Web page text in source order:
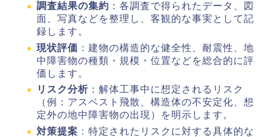
調査結果の集約 ：各調査で得られたデータ、図
面、写真などを整理し、客観的な事実として記
録します。
現状評価 ：建物の構造的な健全性、耐震性、地
中障害物の種類・規模・位置などを総合的に評
価します。
リスク分析 ：解体工事中に想定されるリスク
（例：アスベスト飛散、構造体の不安定化、想
定外の地中障害物の出現）を明示します。
対策提案 ：特定されたリスクに対する具体的な